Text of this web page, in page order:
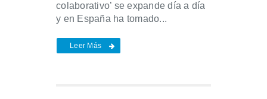
colaborativo’ se expande día a día
y en España ha tomado...
Leer Más